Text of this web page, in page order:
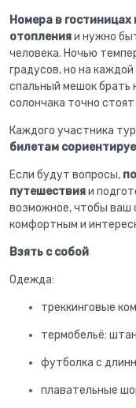
Номера в
отопленияи нужно
человека. Ночью
градусов, но на
спальный мешок брать
солончака точно
Каждого участника
билетам
Если будут вопросы,
путешествияи
возможное, чтобы ваш
комфортным и
Взять с собой
Одежда:
треккинговые
термобельё:
футболка c
плавательные